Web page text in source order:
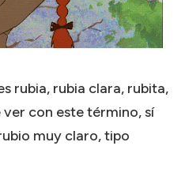
rubia, rubia clara, rubita,
con este término, sí
muy claro, tipo